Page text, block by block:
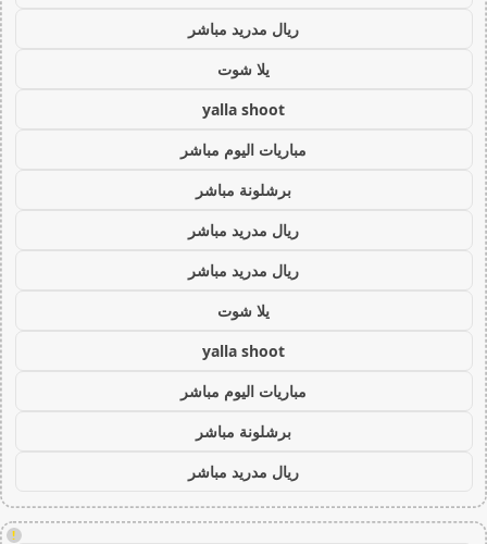
ريال مدريد مباشر
يلا شوت
yalla shoot
مباريات اليوم مباشر
برشلونة مباشر
ريال مدريد مباشر
ريال مدريد مباشر
يلا شوت
yalla shoot
مباريات اليوم مباشر
برشلونة مباشر
ريال مدريد مباشر
!